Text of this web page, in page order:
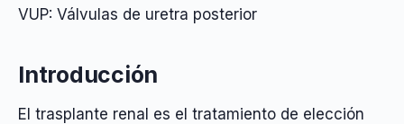
VUP: Válvulas de uretra posterior
Introducción
El trasplante renal es el tratamiento de elección